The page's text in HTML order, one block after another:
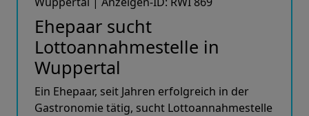
Ehepaar sucht
Lottoannahmestelle in
Wuppertal
Ein Ehepaar, seit Jahren erfolgreich in der
Gastronomie tätig, sucht Lottoannahmestelle